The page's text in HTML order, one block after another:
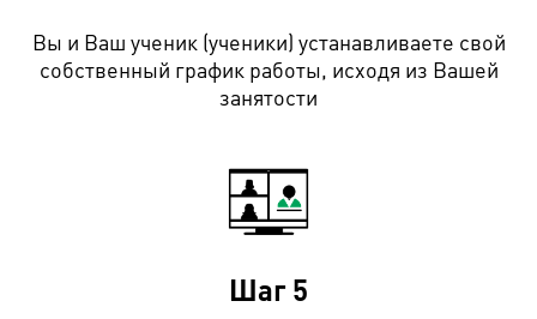
Вы и Ваш ученик (ученики) устанавливаете свой
собственный график работы, исходя из Вашей
занятости
Шаг5